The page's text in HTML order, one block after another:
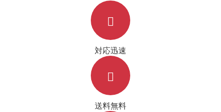
対応迅速
送料無料